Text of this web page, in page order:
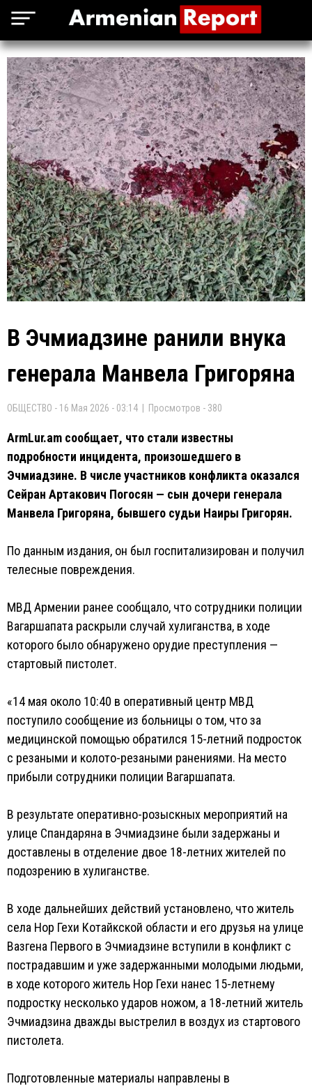
В Эчмиадзине ранили внука
генерала Манвела Григоряна
ОБЩЕСТВО - 16 Мая 2026 - 03:14 | Просмотров - 380
ArmLur.am сообщает, что стали известны
подробности инцидента, произошедшего в
Эчмиадзине. В числе участников конфликта оказался
Сейран Артакович Погосян — сын дочери генерала
Манвела Григоряна, бывшего судьи Наиры Григорян.
По данным издания, он был госпитализирован и получил
телесные повреждения.
МВД Армении ранее сообщало, что сотрудники полиции
Вагаршапата раскрыли случай хулиганства, в ходе
которого было обнаружено орудие преступления —
стартовый пистолет.
«14 мая около 10:40 в оперативный центр МВД
поступило сообщение из больницы о том, что за
медицинской помощью обратился 15-летний подросток
с резаными и колото-резаными ранениями. На место
прибыли сотрудники полиции Вагаршапата.
В результате оперативно-розыскных мероприятий на
улице Спандаряна в Эчмиадзине были задержаны и
доставлены в отделение двое 18-летних жителей по
подозрению в хулиганстве.
В ходе дальнейших действий установлено, что житель
села Нор Гехи Котайкской области и его друзья на улице
Вазгена Первого в Эчмиадзине вступили в конфликт с
пострадавшим и уже задержанными молодыми людьми,
в ходе которого житель Нор Гехи нанес 15-летнему
подростку несколько ударов ножом, а 18-летний житель
Эчмиадзина дважды выстрелил в воздух из стартового
пистолета.
Подготовленные материалы направлены в